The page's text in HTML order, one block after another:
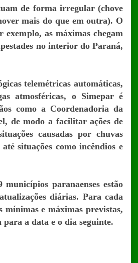
de forma irregular (chove
mais do que em outra). O
as máximas chegam
no interior do Paraná,
telemétricas automáticas,
atmosféricas, o Simepar é
como a Coordenadoria da
de modo a facilitar ações de
causadas por chuvas
situações como incêndios e
paranaenses estão
diárias. Para cada
mínimas e máximas previstas,
a data e o dia seguinte.